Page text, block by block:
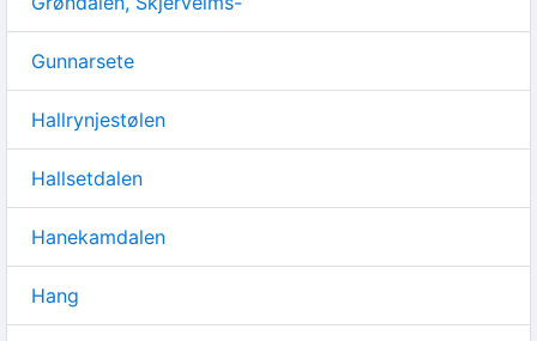
Gunnarsete
Hallrynjestølen
Hallsetdalen
Hanekamdalen
Hang